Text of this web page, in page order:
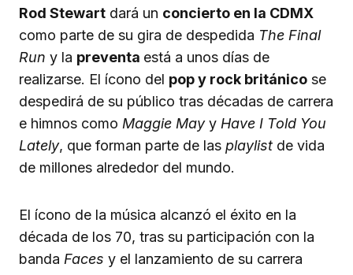
Rod Stewart dará un concierto en la CDMX
como parte de su gira de despedida The Final
Run y la preventa está a unos días de
realizarse. El ícono del pop y rock británico se
despedirá de su público tras décadas de carrera
e himnos como Maggie Mayy Have I Told You
Lately, que forman parte de las playlist de vida
de millones alrededor del mundo.
El ícono de la música alcanzó el éxito en la
década de los 70, tras su participación con la
banda Faces y el lanzamiento de su carrera